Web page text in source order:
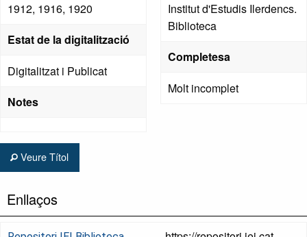
1912, 1916, 1920
Estat de la digitalització
Digitalitzat i Publicat
Notes
Institut d'Estudis Ilerdencs.
Biblioteca
Completesa
Molt incomplet
Veure Títol
Enllaços